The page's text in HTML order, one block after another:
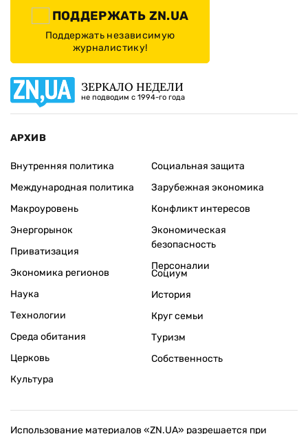
ПОДДЕРЖАТЬ ZN.UA
Поддержать независимую
журналистику!
ЗЕРКАЛО НЕДЕЛИ
не подводим с 1994-го года
АРХИВ
Внутренняя политика
Международная политика
Макроуровень
Энергорынок
Приватизация
Экономика регионов
Социальная защита
Зарубежная экономика
Конфликт интересов
Экономическая
безопасность
Персоналии
Наука
Технологии
Среда обитания
Церковь
Культура
Социум
История
Круг семьи
Туризм
Собственность
Использование материалов «ZN.UA» разрешается при